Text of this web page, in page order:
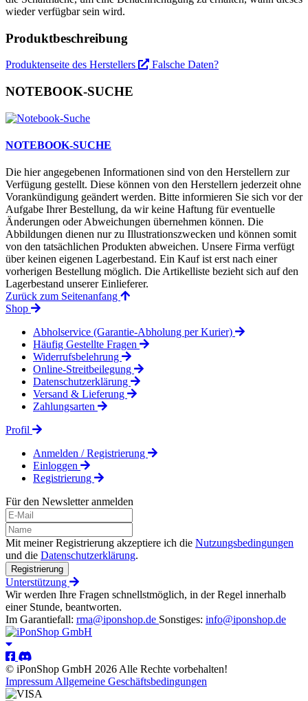
wieder verfügbar sein wird.
Produktbeschreibung
Produktenseite des Herstellers Falsche Daten?
NOTEBOOK-SUCHE
NOTEBOOK-SUCHE
Die hier angegebenen Informationen sind von den Herstellern zur
Verfügung gestellt. Diese können von den Herstellern jederzeit ohne
Vorankündigung geändert werden. Bitte informieren Sie sich vor der
Aufgabe Ihrer Bestellung, da wir keine Haftung für eventuelle
Änderungen oder Abweichungen übernehmen können. Die
Abbildungen dienen nur zu Illustrationszwecken und können somit
von den tatsächlichen Produkten abweichen. Unsere Firma verfügt
über keinen eigenen Lagerbestand. Ein Kauf ist erst nach einer
vorherigen Bestellung möglich. Die Artikelliste bezieht sich auf den
Lagerbestand unserer Einlieferer.
Zurück zum Seitenanfang
Shop
Abholservice (Garantie-Abholung per Kurier)
Häufig Gestellte Fragen
Widerrufsbelehrung
Online-Streitbeilegung
Datenschutzerklärung
Versand & Lieferung
Zahlungsarten
Profil
Anmelden / Registrierung
Einloggen
Registrierung
Für den Newsletter anmelden
Mit meiner Registrierung akzeptiere ich die Nutzungsbedingungen
und die Datenschutzerklärung.
Registrierung
Unterstützung
Wir werden Ihre Fragen schnellstmöglich, in der Regel innerhalb
einer Stunde, beantworten.
Im Garantiefall: rma@iponshop.de Sonstiges: info@iponshop.de
© iPonShop GmbH 2026 Alle Rechte vorbehalten!
Impressum Allgemeine Geschäftsbedingungen